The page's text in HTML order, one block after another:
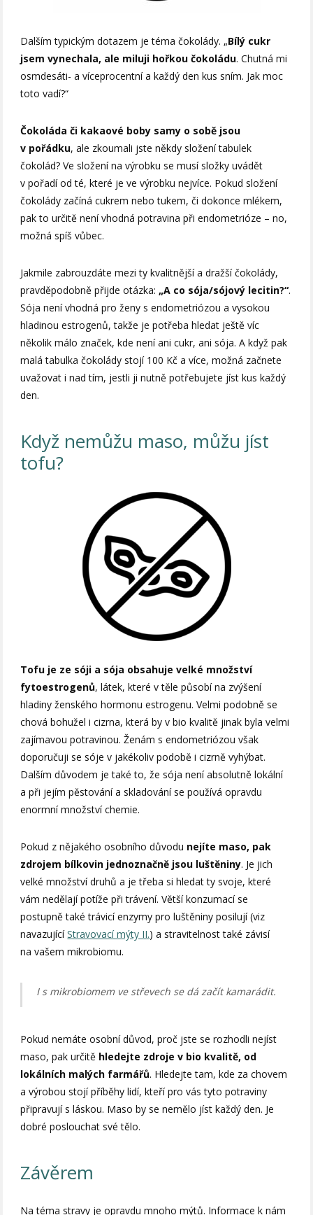
Dalším typickým dotazem je téma čokolády. „Bílý cukr
jsem vynechala, ale miluji hořkou čokoládu. Chutná mi
osmdesáti- a víceprocentní a každý den kus sním. Jak moc
toto vadí?“
Čokoláda či kakaové boby samy o sobě jsou
v pořádku, ale zkoumali jste někdy složení tabulek
čokolád? Ve složení na výrobku se musí složky uvádět
v pořadí od té, které je ve výrobku nejvíce. Pokud složení
čokolády začíná cukrem nebo tukem, či dokonce mlékem,
pak to určitě není vhodná potravina při endometrióze – no,
možná spíš vůbec.
Jakmile zabrouzdáte mezi ty kvalitnější a dražší čokolády,
pravděpodobně přijde otázka:„A co sója/sójový lecitin?“.
Sója není vhodná pro ženy s endometriózou a vysokou
hladinou estrogenů, takže je potřeba hledat ještě víc
několik málo značek, kde není ani cukr, ani sója. A když pak
malá tabulka čokolády stojí 100 Kč a více, možná začnete
uvažovat i nad tím, jestli ji nutně potřebujete jíst kus každý
den.
Když nemůžu maso, můžu jíst
tofu?
Tofu je ze sóji a sója obsahuje velké množství
fytoestrogenů, látek, které v těle působí na zvýšení
hladiny ženského hormonu estrogenu. Velmi podobně se
chová bohužel i cizrna, která by v bio kvalitě jinak byla velmi
zajímavou potravinou. Ženám s endometriózou však
doporučuji se sóje v jakékoliv podobě i cizrně vyhýbat.
Dalším důvodem je také to, že sója není absolutně lokální
a při jejím pěstování a skladování se používá opravdu
enormní množství chemie.
Pokud z nějakého osobního důvodu nejíte maso, pak
zdrojem bílkovin jednoznačně jsou luštěniny. Je jich
velké množství druhů a je třeba si hledat ty svoje, které
vám nedělají potíže při trávení. Větší konzumací se
postupně také trávicí enzymy pro luštěniny posilují (viz
navazujícíStravovací mýty II.) a stravitelnost také závisí
na vašem mikrobiomu.
I s mikrobiomem ve střevech se dá začít kamarádit.
Pokud nemáte osobní důvod, proč jste se rozhodli nejíst
maso, pak určitě hledejte zdroje v bio kvalitě, od
lokálních malých farmářů. Hledejte tam, kde za chovem
a výrobou stojí příběhy lidí, kteří pro vás tyto potraviny
připravují s láskou. Maso by se nemělo jíst každý den. Je
dobré poslouchat své tělo.
Závěrem
Na téma stravy je opravdu mnoho mýtů. Informace k nám